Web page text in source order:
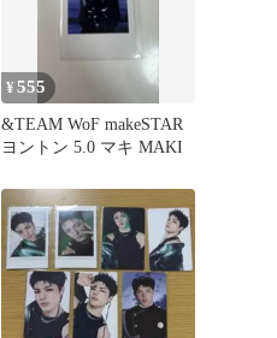
¥555
&TEAM WoF makeSTAR
ヨントン 5.0 マキ MAKI